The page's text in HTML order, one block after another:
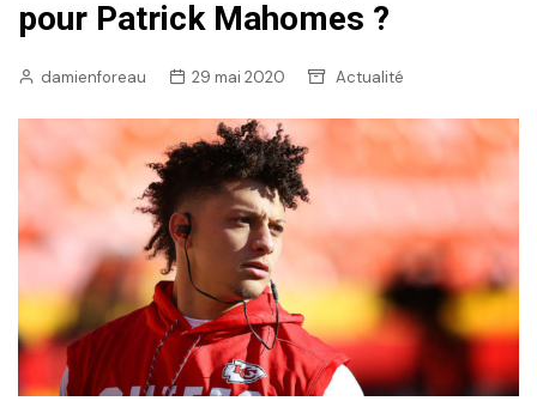
pour Patrick Mahomes ?
damienforeau 29 mai 2020 Actualité